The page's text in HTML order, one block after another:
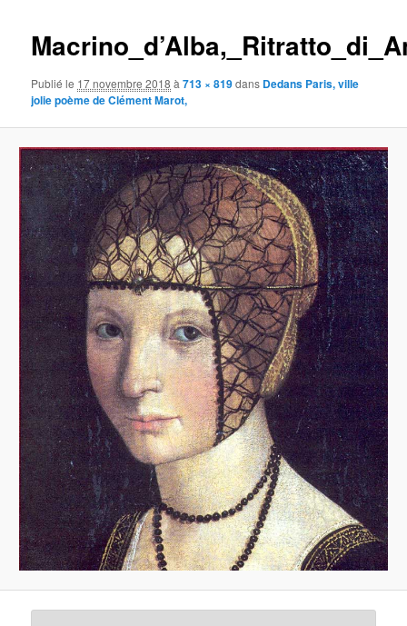
Publié le 17 novembre 2018 à713 × 819dans Dedans Paris, ville
jolie poème de Clément Marot,